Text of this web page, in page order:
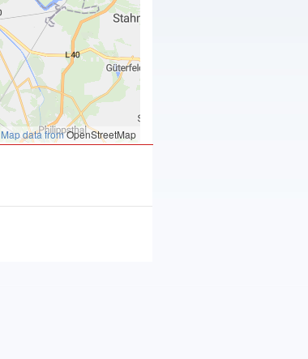
Map data fromOpenStreetMap